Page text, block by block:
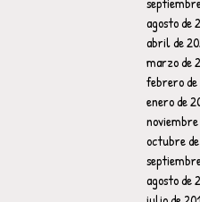
agosto de
abril de
marzo de
febrero
enero de
noviembre
octubre
agosto de